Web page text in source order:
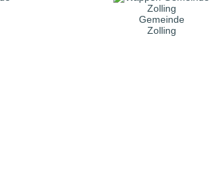
Gemeinde
Zolling